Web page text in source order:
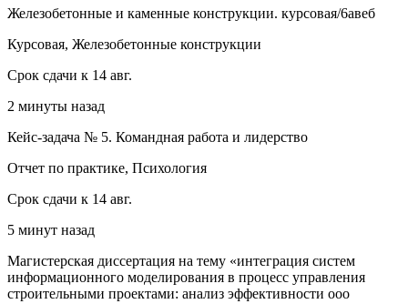
Железобетонные и каменные конструкции. курсовая/6авеб
Курсовая, Железобетонные конструкции
Срок сдачи к 14 авг.
2 минуты назад
Кейс-задача № 5. Командная работа и лидерство
Отчет по практике, Психология
Срок сдачи к 14 авг.
5 минут назад
Магистерская диссертация на тему «интеграция систем
информационного моделирования в процесс управления
строительными проектами: анализ эффективности ооо